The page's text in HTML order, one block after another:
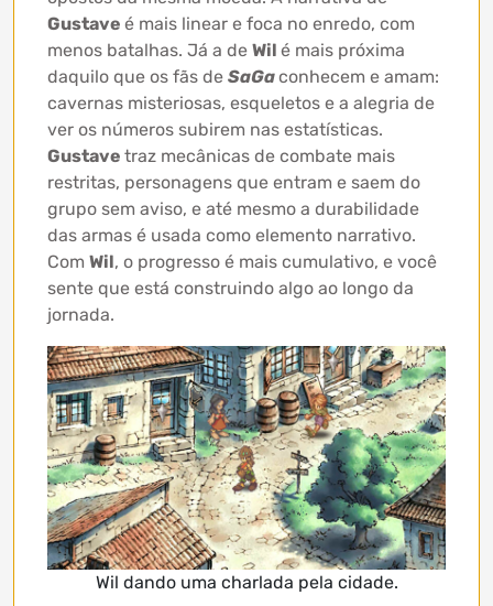
Gustave é mais linear e foca no enredo, com
menos batalhas. Já a de Wil é mais próxima
daquilo que os fãs de SaGaconhecem e amam:
cavernas misteriosas, esqueletos e a alegria de
ver os números subirem nas estatísticas.
Gustave traz mecânicas de combate mais
restritas, personagens que entram e saem do
grupo sem aviso, e até mesmo a durabilidade
das armas é usada como elemento narrativo.
Com Wil, o progresso é mais cumulativo, e você
sente que está construindo algo ao longo da
jornada.
Wil dando uma charlada pela cidade.